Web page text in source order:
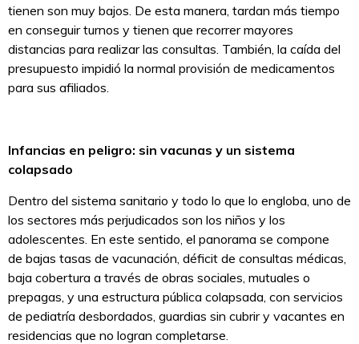
tienen son muy bajos. De esta manera, tardan más tiempo
en conseguir turnos y tienen que recorrer mayores
distancias para realizar las consultas. También, la caída del
presupuesto impidió la normal provisión de medicamentos
para sus afiliados.
Infancias en peligro: sin vacunas y un sistema
colapsado
Dentro del sistema sanitario y todo lo que lo engloba, uno de
los sectores más perjudicados son los niños y los
adolescentes. En este sentido, el panorama se compone
de bajas tasas de vacunación, déficit de consultas médicas,
baja cobertura a través de obras sociales, mutuales o
prepagas, y una estructura pública colapsada, con servicios
de pediatría desbordados, guardias sin cubrir y vacantes en
residencias que no logran completarse.